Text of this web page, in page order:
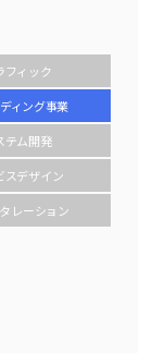
フィック
ィング事業
テム開発
スデザイン
レーション